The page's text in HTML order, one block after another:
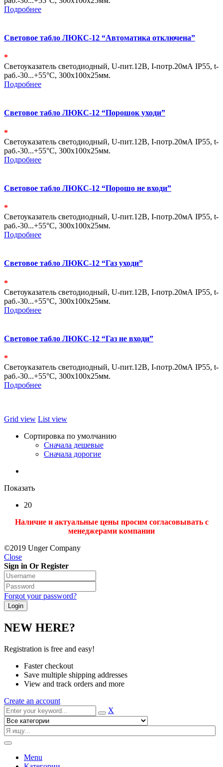
Подробнее
Световое табло ЛЮКС-12 “Автоматика отключена”
*
Светоуказатель светодиодный, U-пит.12В, I-потр.20мА IP55, t-
раб.-30...+55°С, 300х100х25мм.
Подробнее
Световое табло ЛЮКС-12 “Порошок уходи”
*
Светоуказатель светодиодный, U-пит.12В, I-потр.20мА IP55, t-
раб.-30...+55°С, 300х100х25мм.
Подробнее
Световое табло ЛЮКС-12 “Порошо не входи”
*
Светоуказатель светодиодный, U-пит.12В, I-потр.20мА IP55, t-
раб.-30...+55°С, 300х100х25мм.
Подробнее
Световое табло ЛЮКС-12 “Газ уходи”
*
Светоуказатель светодиодный, U-пит.12В, I-потр.20мА IP55, t-
раб.-30...+55°С, 300х100х25мм.
Подробнее
Световое табло ЛЮКС-12 “Газ не входи”
*
Светоуказатель светодиодный, U-пит.12В, I-потр.20мА IP55, t-
раб.-30...+55°С, 300х100х25мм.
Подробнее
Grid view List view
Сортировка по умолчанию
Сначала дешевые
Сначала дорогие
Показать
20
Наличие и актуальные цены просим согласовывать с
менеджерами компании
©2019 Unger Company
Close
Sign in Or Register
Forgot your password?
NEW HERE?
Registration is free and easy!
Faster checkout
Save multiple shipping addresses
View and track orders and more
Create an account
X
Menu